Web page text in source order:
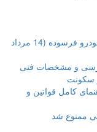
راهنمای کامل مراحل و شرایط اسقاط خودرو فرسوده (14 مرداد
کامل قوانین و
شد